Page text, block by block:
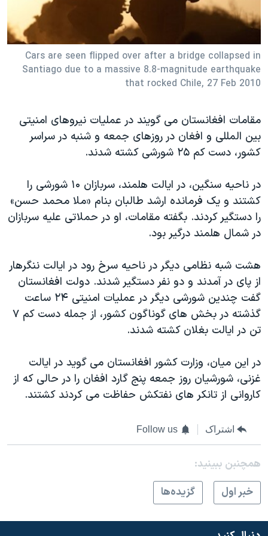
فرهنگ و زندگی
حقوق شهروندی
اقتصادی
علم و فناوری
گالری عکس
آرشیو پخش زنده
مستندها
انتخابات ریاست جمهوری آمریکا ۲۰۲۴
حمله جمهوری اسلامی به اسرائیل
رمز مهسا
اعتراضات زن، زندگی، آزادی
مجموعه مستندهای دادخواهی
تریبونال مردمی آبان ۹۸
دادگاه حمید نوری
چهل سال گروگان‌گیری
قانون شفافیت دارائی کادر رهبری ایران
اسرائیل در جنگ
نرگس محمدی برنده جایزه نوبل صلح
همایش محافظه‌کاران آمریکا «سی‌پک»
صفحه‌های ویژه
سفر پرزیدنت ترامپ به چین
دنبال کنید
زبانهای مختلف
Cars are seen flipped over after a bridge collapsed in
Santiago due to a massive 8.8-magnitude earthquake
that rocked Chile, 27 Feb 2010
مقامات افغانستان می گویند در عملیات نیروهای امنیتی
بین المللی و افغان در روزهای جمعه و شنبه در سراسر
کشور، دست کم ۲۵ شورشی کشته شدند.
در ناحیه سنگین، در ایالت هلمند، سربازان ۱۰ شورشی را
کشتند و یک فرمانده ارشد طالبان بنام «ملا محمد حسن»
را دستگیر کردند. بگفته مقامات، او در حملاتی علیه سربازان
در شمال هلمند درگیر بود.
هشت شبه نظامی دیگر در ناحیه سرخ رود در ایالت ننگرهار
از پای در آمدند و دو نفر دستگیر شدند. دولت افغانستان
گفت چندین شورشی دیگر در عملیات امنیتی ۲۴ ساعت
گذشته در بخش های گوناگون کشور، از جمله دست کم ۷
تن در ایالت بغلان کشته شدند.
در این میان، وزارت کشور افغانستان می گوید در ایالت
غزنی، شورشیان روز جمعه پنج گارد افغان را در حالی که از
کاروانی از تانکر های نفتکش حفاظت می کردند کشتند.
اشتراک Follow us
همچنبن ببینید:
خبر اول
گزيده‌ها